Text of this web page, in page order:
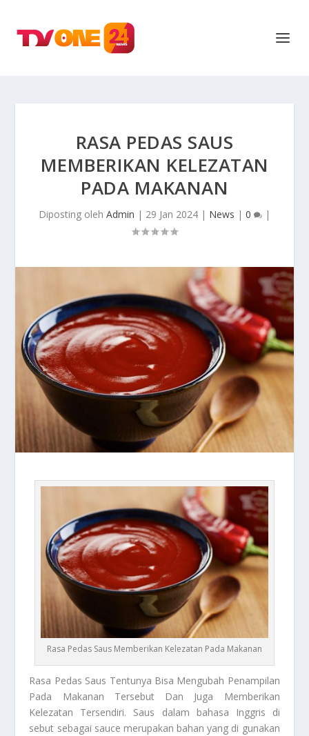
RASA PEDAS SAUS
MEMBERIKAN KELEZATAN
PADA MAKANAN
Diposting oleh Admin | 29 Jan 2024 | News | 0 |
Rasa Pedas Saus Memberikan Kelezatan Pada Makanan
Rasa Pedas Saus Tentunya Bisa Mengubah Penampilan
Pada Makanan Tersebut Dan Juga Memberikan
Kelezatan Tersendiri. Saus dalam bahasa Inggris di
sebut sebagai sauce merupakan bahan yang di gunakan